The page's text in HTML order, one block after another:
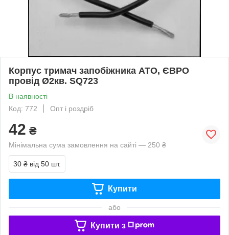
Корпус тримач запобіжника ATO, ЄВРО
провід Ø2кв. SQ723
В наявності
Код: 772
Опт і роздріб
42 ₴
Мінімальна сума замовлення на сайті — 250 ₴
30 ₴ від 50 шт.
Купити
або
Купити з